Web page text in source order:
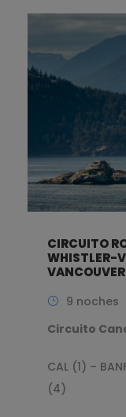
CIRCUITO
WHISTLER-
9 noches
Circuito
CAL (1) –
(4)